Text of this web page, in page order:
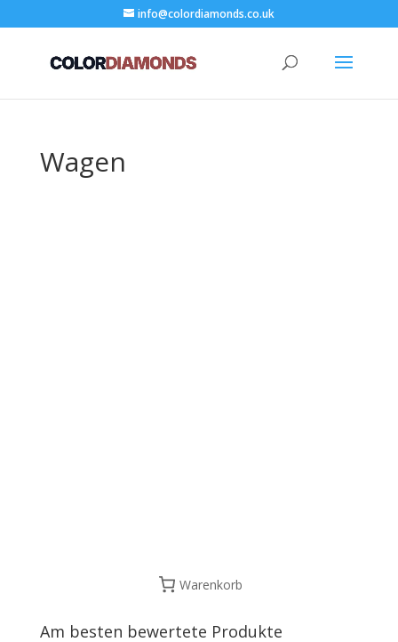
info@colordiamonds.co.uk
Wagen
Warenkorb
Am besten bewertete Produkte